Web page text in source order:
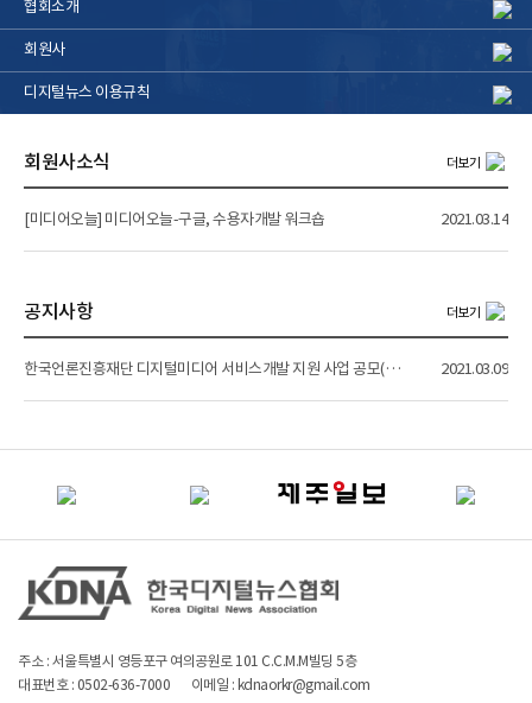
협회소개
회원사
디지털뉴스 이용규칙
회원사소식 더보기
[미디어오늘] 미디어오늘-구글, 수용자개발 워크숍 2021.03.14
공지사항 더보기
한국언론진흥재단 디지털미디어 서비스개발 지원 사업 공모(마감 3월 24일) 2021.03.09
주소 : 서울특별시 영등포구 여의공원로 101 C.C.M.M빌딩 5층
대표번호 : 0502-636-7000
이메일 : kdnaorkr@gmail.com